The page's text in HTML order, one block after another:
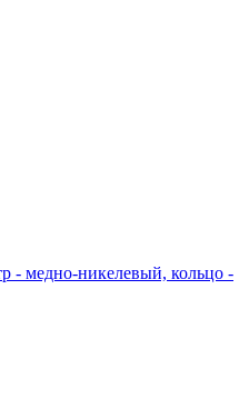
- медно-никелевый, кольцо -